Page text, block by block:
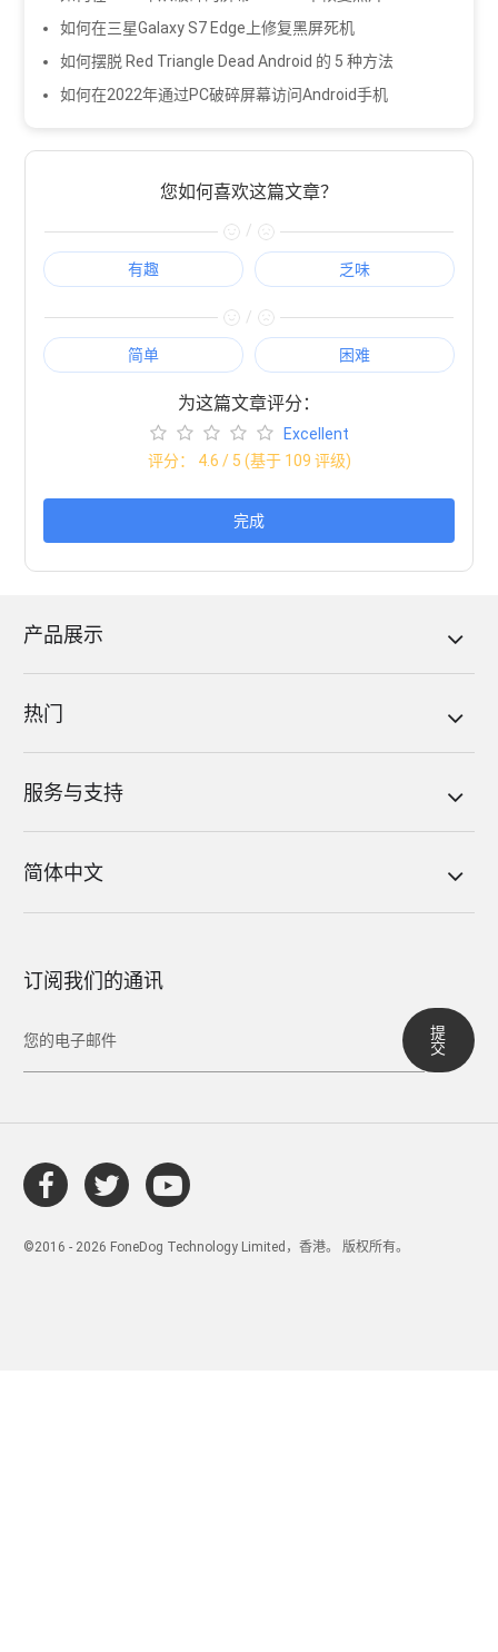
如何在三星Galaxy S7 Edge上修复黑屏死机
如何摆脱 Red Triangle Dead Android 的 5 种方法
如何在2022年通过PC破碎屏幕访问Android手机
您如何喜欢这篇文章？
/
有趣 乏味
/
简单 困难
为这篇文章评分：
Excellent
评分： 4.6 / 5 (基于 109 评级)
完成
产品展示
热门
服务与支持
简体中文
订阅我们的通讯
提
交
©2016 - 2026 FoneDog Technology Limited，香港。 版权所有。